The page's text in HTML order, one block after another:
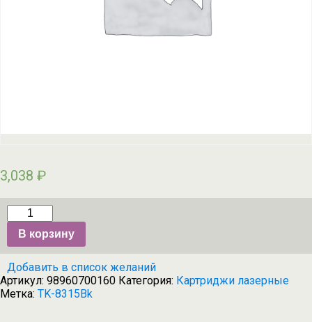
3,038 ₽
Количество
товара
Тонер-
картридж
Hi-
Black
(HB-
TK-
В корзину
Добавить в список желаний
Артикул: 98960700160 Категория: Картриджи лазерные
Метка: TK-8315Bk